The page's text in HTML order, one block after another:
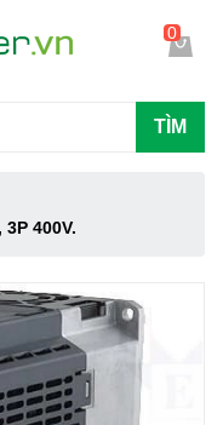
TÌM
0
400V.